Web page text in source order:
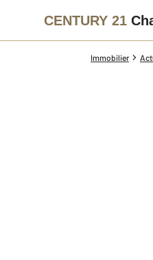
CENTURY 21
Immobilier